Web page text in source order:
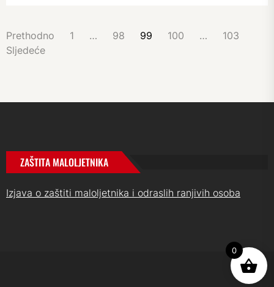
BROJEVI
STRANICA
Prethodno 1 … 98 99 100 …
103
Sljedeće
ZAŠTITA MALOLJETNIKA
Izjava o zaštiti maloljetnika i odraslih ranjivih osoba
UP ↑
0